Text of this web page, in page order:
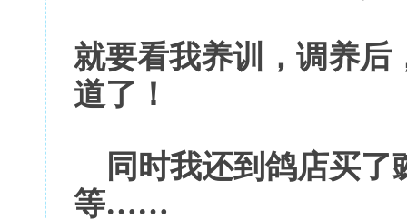
就要看我养训，调养后
道了！
同时我还到鸽店买
等……